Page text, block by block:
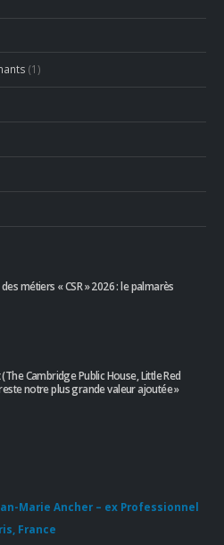
(1)
métiers « CSR » 2026 : le palmarès
Cambridge Public House, Little Red
notre plus grande valeur ajoutée »
Marie Ancher – ex Professionnel
France